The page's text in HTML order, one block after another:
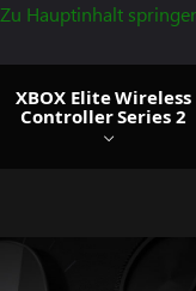
Zu Hauptinhalt
XBOX Elite Wireless
Controller Series 2